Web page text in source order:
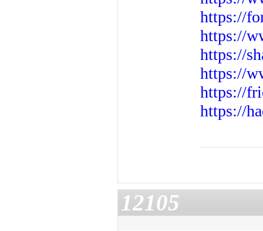
https://
https://
https://
https://
https://
https://
12105